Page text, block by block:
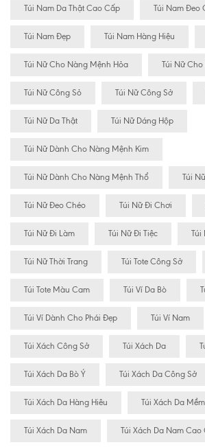
Túi Nam Da Thật Cao Cấp Túi Nam Đeo
Túi Nam Đẹp Túi Nam Hàng Hiệu
Túi Nữ Cho Nàng Mệnh Hỏa Túi Nữ
Túi Nữ Công Sỏ Túi Nữ Công Sở
Túi Nữ Da Thật Túi Nữ Dáng Hộp
Túi Nữ Dành Cho Nàng Mệnh Kim
Túi Nữ Dành Cho Nàng Mệnh Thổ Túi
Túi Nữ Đeo Chéo Túi Nữ Đi Chơi
Túi Nữ Đi Làm Túi Nữ Đi Tiệc Túi
Túi Nữ Thời Trang Túi Tote Công Sở
Túi Tote Màu Cam Túi Ví Da Bò
Túi Ví Dành Cho Phái Đẹp Túi Ví Nam
Túi Xách Công Sở Túi Xách Da
Túi Xách Da Bò Ý Túi Xách Da Công Sở
Túi Xách Da Hàng Hiêu Túi Xách Da Mềm
Túi Xách Da Nam Túi Xách Da Nam Cao